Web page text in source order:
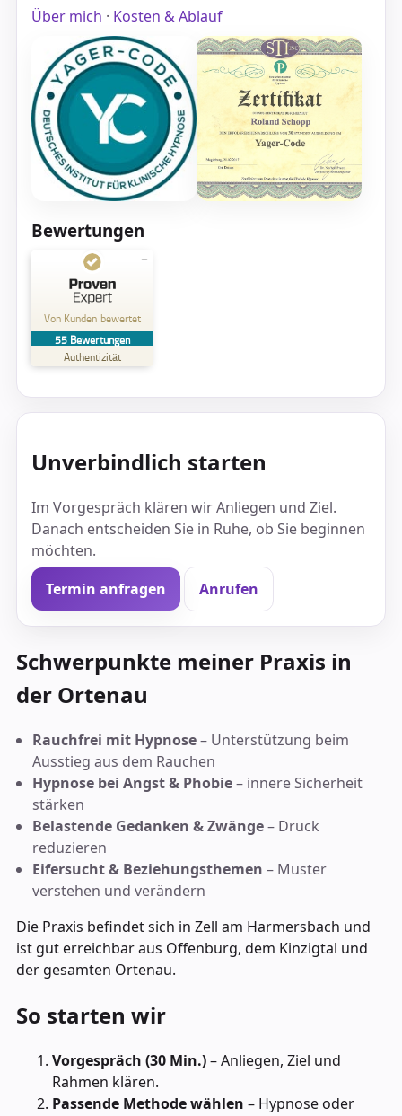
Über mich · Kosten & Ablauf
Bewertungen
Von Kunden bewertet
55 Bewertungen
Authentizität
Kundenbewertungen und Erfahrungen zu
Hypnosepraxis HPP Roland Schopp
SEHR GUT
ProvenExpert.com
Bewertungen von
2
anderen Quellen
Blick aufs ProvenExpert-Profil werfen
28.08.2025
Unverbindlich starten
Im Vorgespräch klären wir Anliegen und Ziel.
Danach entscheiden Sie in Ruhe, ob Sie beginnen
möchten.
Termin anfragen
Anrufen
Schwerpunkte meiner Praxis in
der Ortenau
Rauchfrei mit Hypnose– Unterstützung beim
Ausstieg aus dem Rauchen
Hypnose bei Angst & Phobie– innere Sicherheit
stärken
Belastende Gedanken & Zwänge– Druck
reduzieren
Eifersucht & Beziehungsthemen – Muster
verstehen und verändern
Die Praxis befindet sich in Zell am Harmersbach und
ist gut erreichbar aus Offenburg, dem Kinzigtal und
der gesamten Ortenau.
So starten wir
Vorgespräch (30 Min.)– Anliegen, Ziel und
Rahmen klären.
Passende Methode wählen – Hypnose oder